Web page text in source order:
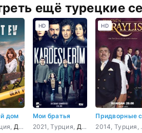
ещё турецкие
дом
Драма
Мои братья
2021, Турция, Драма
HD HD